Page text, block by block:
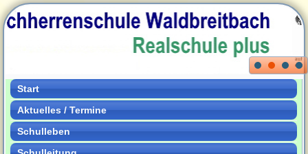
Start
Aktuelles / Termine
Schulleben